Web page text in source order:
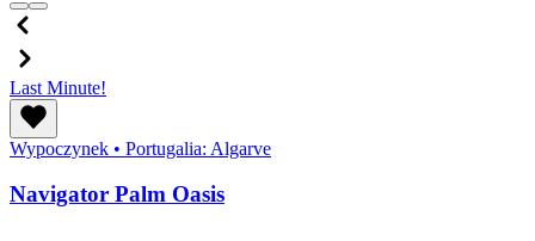
Last Minute!
Wypoczynek • Portugalia: Algarve
Navigator Palm Oasis